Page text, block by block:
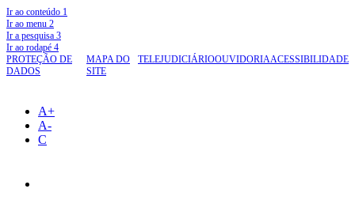
Ir ao conteúdo 1
Ir ao menu 2
Ir a pesquisa 3
Ir ao rodapé 4
PROTEÇÃO DE
DADOS
MAPA DO
SITE
TELEJUDICIÁRIOOUVIDORIAACESSIBILIDADE
A+
A-
C